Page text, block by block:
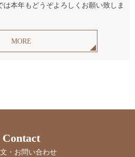
本年もどうぞよろしくお願い致しま
MORE
Contact
・お問い合わせ